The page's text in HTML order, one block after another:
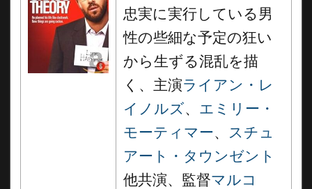
忠実に実行している男
性の些細な予定の狂い
から生ずる混乱を描
く、主演ライアン・レ
イノルズ、 エミリー・
モーティマー、 スチュ
アート・タウンゼント
他共演、監督マルコ